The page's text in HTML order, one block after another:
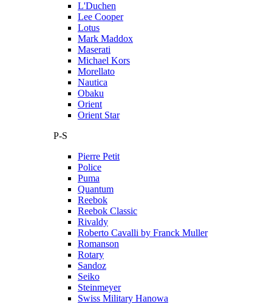
L'Duchen
Lee Cooper
Lotus
Mark Maddox
Maserati
Michael Kors
Morellato
Nautica
Obaku
Orient
Orient Star
P-S
Pierre Petit
Police
Puma
Quantum
Reebok
Reebok Classic
Rivaldy
Roberto Cavalli by Franck Muller
Romanson
Rotary
Sandoz
Seiko
Steinmeyer
Swiss Military Hanowa